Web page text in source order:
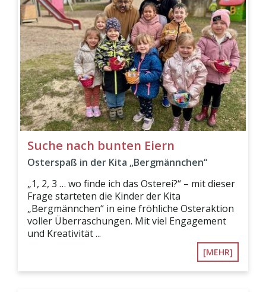
Suche nach bunten Eiern
Osterspaß in der Kita „Bergmännchen“
„1, 2, 3 … wo finde ich das Osterei?“ – mit dieser
Frage starteten die Kinder der Kita
„Bergmännchen“ in eine fröhliche Osteraktion
voller Überraschungen. Mit viel Engagement
und Kreativität ...
[MEHR]